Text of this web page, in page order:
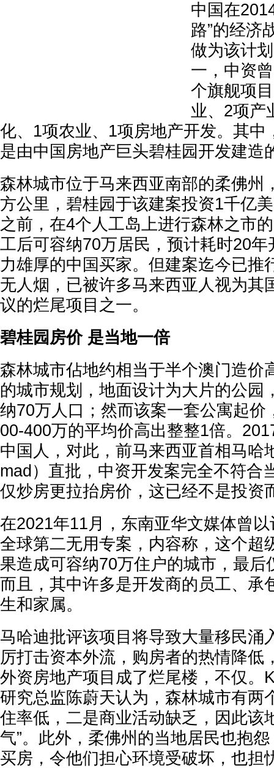
中国在
路”的经济
做为该计
一，中资
个旗舰项
业、2项产
化、1项农业、1项房地产开发。其中
是由中国房地产巨头碧桂园开发建造
森林城市位于马来西亚南部的柔佛州
方公里，碧桂园于该建案投资1千亿
之前，在4个人工岛上进行森林之市
工后可容纳70万居民，预计耗时20
力雄厚的中国买家。但建案迄今已推
无人烟，已被许多马来西亚人视为其
议的烂尾项目之一。
碧桂园房价 是当地一倍
森林城市佔地约相当于半个澳门造价
的城市规划，地面设计为大片的公园
纳70万人口；然而该案一套公寓起价
00-400万的平均价高出整整1倍。
中国人，对此，前马来西亚首相马哈
mad）直批，中资开发案完全不符合
仅炒房更拉抬房价，这已经不是投资
在2021年11月，东南亚华文媒体曾
全球第二无用专案，内容称，这个超
果造成可容纳70万住户的城市，最后
而且，其中许多是开发商的员工、承
生和家属。
马哈迪批评该项目将导致大量移民涌
厉打击资本外流，购房者的热情降低
外资房地产项目成了烂尾楼，不仅。
研究总监陈蔚天认为，森林城市有两
住率低，二是商业活动缺乏，因此该
气”。此外，柔佛州的当地居民也抱
买房，令他们担心环境受破坏，也担